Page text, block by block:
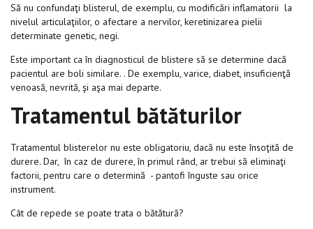
Să nu confundaţi blisterul, de exemplu, cu modificări inflamatorii la
nivelul articulaţiilor, o afectare a nervilor, keretinizarea pielii
determinate genetic, negi.
Este important ca în diagnosticul de blistere să se determine dacă
pacientul are boli similare. . De exemplu, varice, diabet, insuficienţă
venoasă, nevrită, şi aşa mai departe.
Tratamentul bătăturilor
Tratamentul blisterelor nu este obligatoriu, dacă nu este însoţită de
durere. Dar, în caz de durere, în primul rând, ar trebui să eliminaţi
factorii, pentru care o determină - pantofi înguste sau orice
instrument.
Cât de repede se poate trata o bătătură?